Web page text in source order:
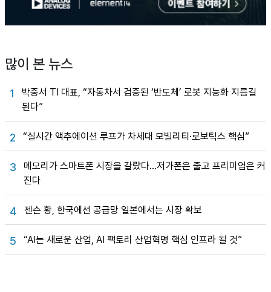
많이 본 뉴스
1
박중서 TI 대표, “자동차서 검증된 ‘반도체’ 로봇 지능화 지름길
된다”
2 “실시간 액추에이션 루프가 차세대 모빌리티·로보틱스 핵심”
3
메모리가 스마트폰 시장을 갈랐다…저가폰은 줄고 프리미엄은 커
진다
4 젠슨 황, 한국에선 공급망 일본에서는 시장 확보
5 “AI는 새로운 산업, AI 팩토리 산업혁명 핵심 인프라 될 것”